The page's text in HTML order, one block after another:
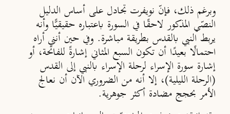
وبرغم ذلك، فإنّ نويفرت تجادل على أساس الدليل
النصّي المذكور لاحقًا في السورة باعتباره حقيقيًّا وأنه
يربط النبي بالقدس بطريقة مباشرة. وفي حين أنني أراه
احتمالًا بعيدًا أن تكون السبع المثاني إشارةً للفاتحة، أو
إشارة سورة الإسراء لرحلة الإسراء بالنبي إلى القدس
(الرحلة الليلية)، إلا أنه من الضروري الآن أن نعالج
الأمر بحجج مضادة أكثر جوهرية.